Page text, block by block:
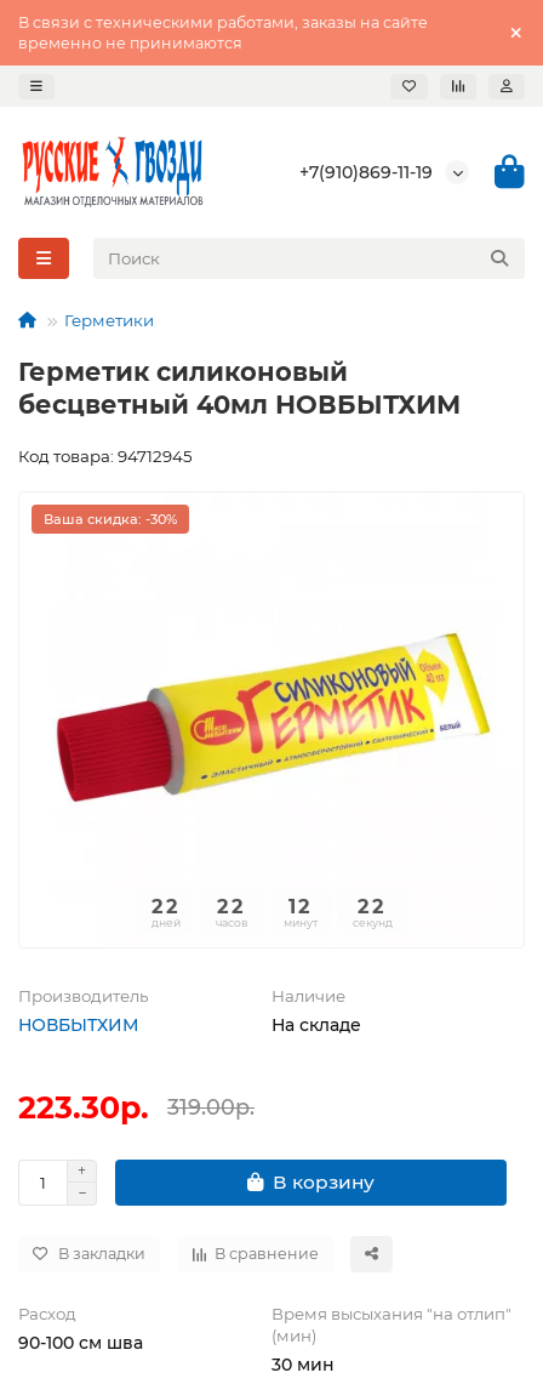
В связи с техническими работами, заказы на сайте
временно не принимаются
+7(910)869-11-19
Герметики
Герметик силиконовый
бесцветный 40мл НОВБЫТХИМ
Код товара: 94712945
Ваша скидка: -30%
22
дней
22
часов
12
минут
22
секунд
Производитель
НОВБЫТХИМ
Наличие
На складе
223.30р. 319.00р.
В корзину
В закладки В сравнение
Расход
90-100 см шва
Время высыхания "на отлип"
(мин)
30 мин